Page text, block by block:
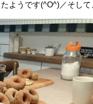
ようです(^O^)／そし